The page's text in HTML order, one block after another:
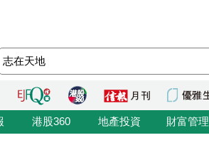
港股360 地產投資 財富管理